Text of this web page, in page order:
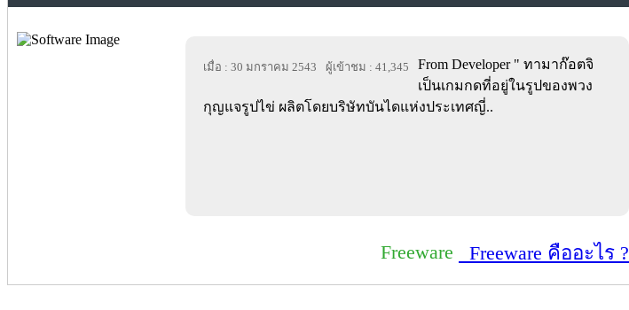
เมื่อ : 30 มกราคม 2543 ผู้เข้าชม : 41,345
From Developer " ทามาก๊อตจิ
เป็นเกมกดที่อยู่ในรูปของพวง
กุญแจรูปไข่ ผลิตโดยบริษัทบันไดแห่งประเทศญี่..
Freeware Freeware คืออะไร ?